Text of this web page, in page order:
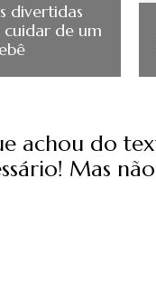
divertidas
de um
achou do
Mas